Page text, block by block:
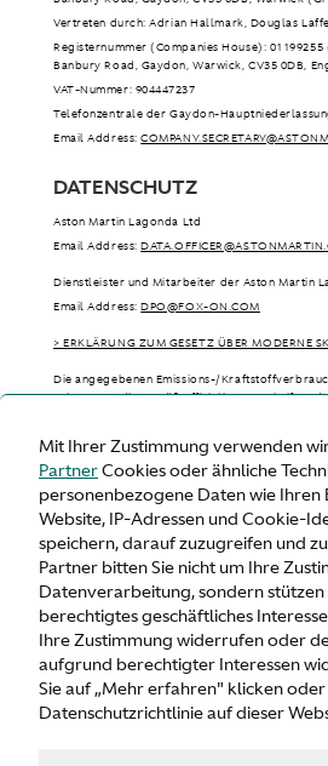
Mit Ihrer Zustimmung verwenden
PartnerCookies oder ähnliche
personenbezogene Daten wie Ihren
Website, IP-Adressen und Cookie-
speichern, darauf zuzugreifen und
Partner bitten Sie nicht um Ihre
Datenverarbeitung, sondern stützen
berechtigtes geschäftliches
Ihre Zustimmung widerrufen oder
aufgrund berechtigter Interessen
Sie auf „Mehr erfahren" klicken
Datenschutzrichtlinie auf dieser
Vertreten durch: Adrian Hallmark, Douglas
Registernummer (Companies House):
Banbury Road, Gaydon, Warwick, CV35 0DB,
VAT-Nummer: 904447237
Telefonzentrale der Gaydon-
Email Address:
DATENSCHUTZ
Aston Martin Lagonda Ltd
Email Address:
Dienstleister und Mitarbeiter der Aston Martin
Email Address:DPO@FOX-ON.COM
> ERKLÄRUNG ZUM GESETZ ÜBER MODERNE
Die angegebenen Emissions-/
Labortests, die gemäß offizieller Vorschriften
wie Straßenbedingungen, Wetter,
können.
> WLTP - CONSUMPTION AND EMISSION